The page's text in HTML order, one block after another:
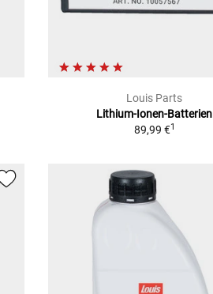
Louis Parts
Lithium-Ionen-Batterien
89,99 €1